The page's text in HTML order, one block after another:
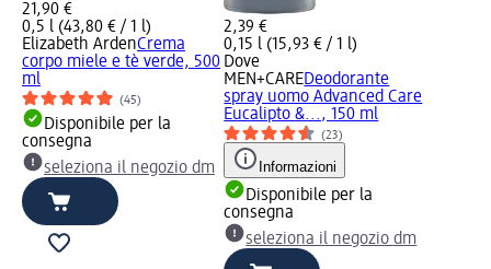
21,90 €
0,5 l (43,80 € / 1 l)
Elizabeth ArdenCrema
corpo miele e tè verde, 500
ml
(45)
Disponibile per la
consegna
seleziona il negozio dm
2,39 €
0,15 l (15,93 € / 1 l)
Dove
MEN+CAREDeodorante
spray uomo Advanced Care
Eucalipto &..., 150 ml
(23)
Informazioni
Disponibile per la
consegna
seleziona il negozio dm